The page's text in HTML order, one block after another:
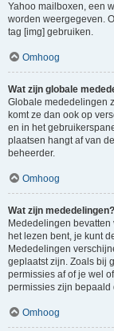
Yahoo mailboxen, een
worden weergegeven.
tag [img] gebruiken.
Omhoog
Wat zijn globale
Globale mededelingen
komt ze dan ook op
en in het
plaatsen hangt af van
beheerder.
Omhoog
Wat zijn mededelingen?
Mededelingen
het lezen bent, je kunt
Mededelingen
geplaatst zijn. Zoals bij
permissies af of je wel
permissies zijn bepaald
Omhoog